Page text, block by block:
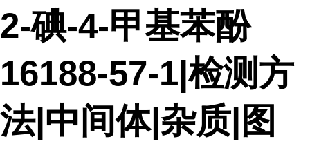
2-碘-4-甲基苯酚
16188-57-1|检测方
法|中间体|杂质|图